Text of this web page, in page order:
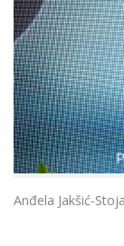
Anđela Jakšić-